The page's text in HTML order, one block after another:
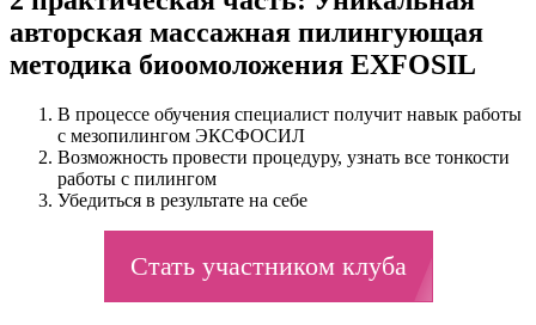
авторская массажная пилингующая
методика биоомоложения EXFOSIL
В процессе обучения специалист получит навык работы
с мезопилингом ЭКСФОСИЛ
Возможность провести процедуру, узнать все тонкости
работы с пилингом
Убедиться в результате на себе
Стать участником клуба